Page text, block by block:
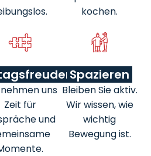
kochen.
uns
Zeit für
und
Spazieren
Bleiben Sie aktiv.
Wir wissen, wie
wichtig
Bewegung ist.